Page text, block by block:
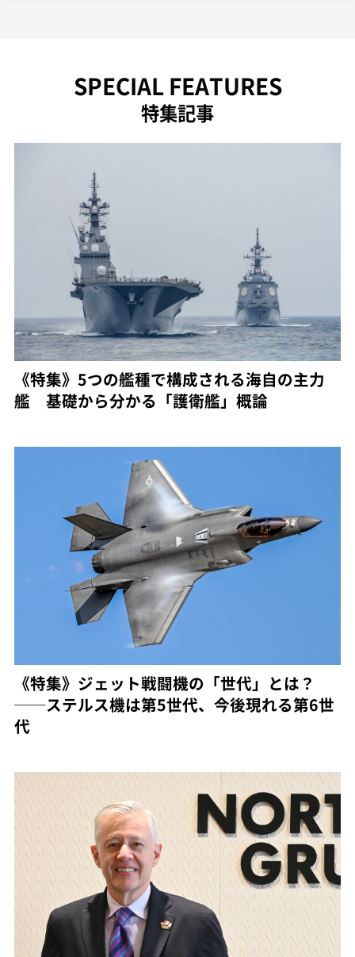
SPECIAL FEATURES
特集記事
《特集》5つの艦種で構成される海自の主力
艦 基礎から分かる「護衛艦」概論
《特集》ジェット戦闘機の「世代」とは？
──ステルス機は第5世代、今後現れる第6世
代